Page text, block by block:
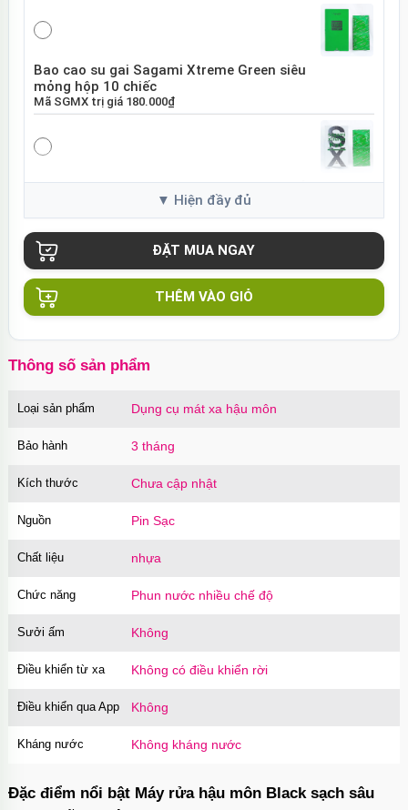
Bao cao su gai Sagami Xtreme Green siêu
mỏng hộp 10 chiếc
Mã SGMXtrị giá 180.000₫
Bao cao su Sagami Xtreme White Nhật Bản
MãSGMEtrị giá120.000₫
Bao cao su Sagami Xtreme siêu mỏng hộp
10 chiếc Nhật Bản
Củ sạc Hoco Mini Travel Charger 10.5W
MãHOCO 90.000₫
THÊM VÀO GIỎ
Thông số sản phẩm
Loại sản phẩm Dụng cụ mát xa hậu môn
Bảo hành 3 tháng
Kích thước Chưa cập nhật
Nguồn Pin Sạc
Chất liệu nhựa
Chức năng Phun nước nhiều chế độ
Sưởi ấm Không
Điều khiển từ xa Không có điều khiển rời
Điều khiển qua App Không
Kháng nước Không kháng nước
Đặc điểm nổi bật Máy rửa hậu môn Black sạch sâu